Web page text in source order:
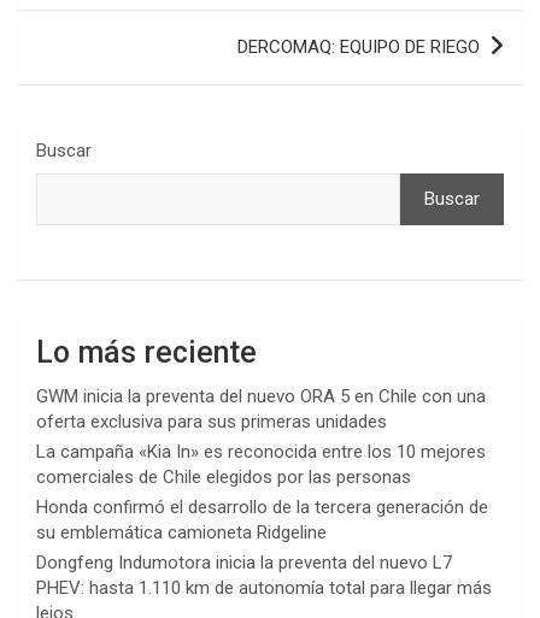
DERCOMAQ: EQUIPO DE RIEGO
Buscar
Buscar
Lo más reciente
GWM inicia la preventa del nuevo ORA 5 en Chile con una
oferta exclusiva para sus primeras unidades
La campaña «Kia In» es reconocida entre los 10 mejores
comerciales de Chile elegidos por las personas
Honda confirmó el desarrollo de la tercera generación de
su emblemática camioneta Ridgeline
Dongfeng Indumotora inicia la preventa del nuevo L7
PHEV: hasta 1.110 km de autonomía total para llegar más
lejos